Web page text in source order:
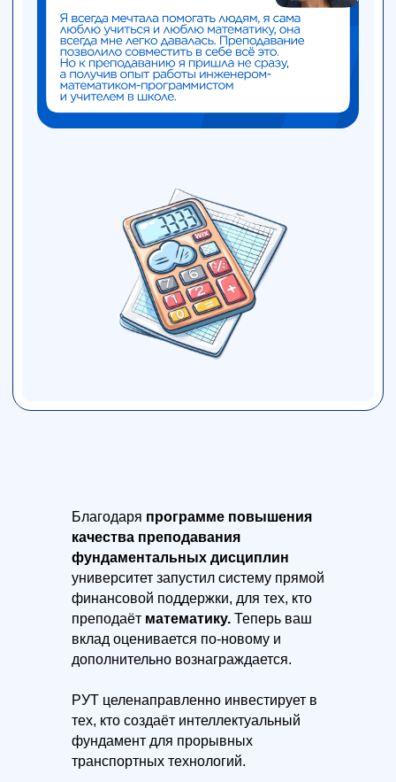
Благодаря программе повышения
качества преподавания
фундаментальных дисциплин
университет запустил систему прямой
финансовой поддержки, для тех, кто
преподаёт математику. Теперь ваш
вклад оценивается по-новому и
дополнительно вознаграждается.
РУТ целенаправленно инвестирует в
тех, кто создаёт интеллектуальный
фундамент для прорывных
транспортных технологий.
Вы можете стать
архитектором Памятника!
Коллеги, архитекторы, художники,
скульпторы!
Российский университет транспорта
объявляет открытыйконкурс на создание
остановить время и отлить память в бронзе
Памятник займет особое место — в сквере на
улице Образцова, 9, у главного учебного
корпуса. Там, где сегодня спешат на пары
студенты, а в 41-м уходили на фронт их
ровесники — студенты, преподаватели,
железнодорожники.